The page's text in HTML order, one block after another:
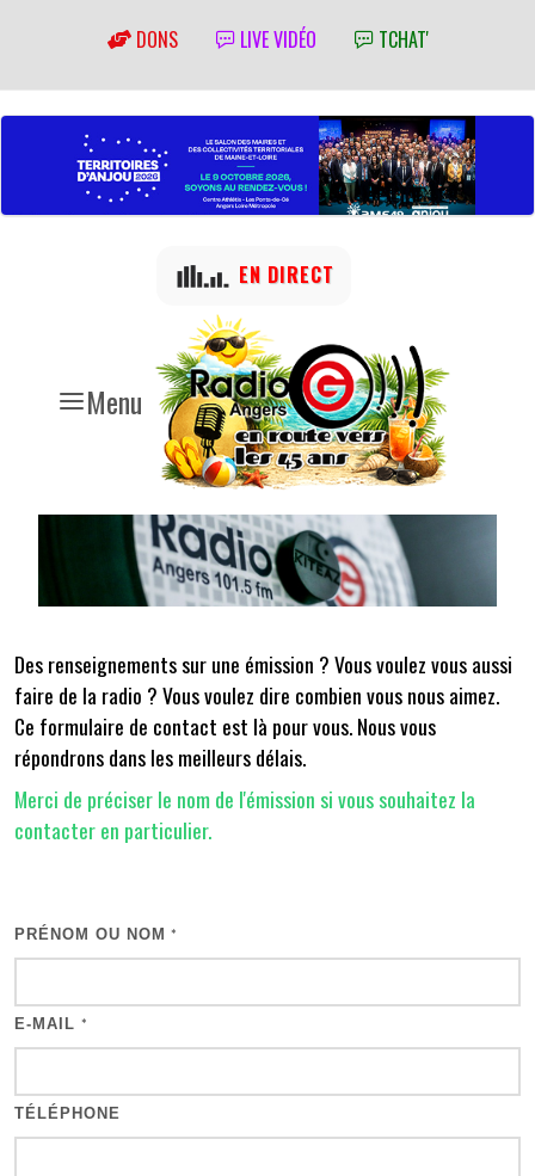
DONS LIVE VIDÉO TCHAT'
Menu
EN DIRECT
Des renseignements sur une émission ? Vous voulez vous aussi
faire de la radio ? Vous voulez dire combien vous nous aimez.
Ce formulaire de contact est là pour vous. Nous vous
répondrons dans les meilleurs délais.
Merci de préciser le nom de l'émission si vous souhaitez la
contacter en particulier.
PRÉNOM OU NOM *
E-MAIL *
TÉLÉPHONE